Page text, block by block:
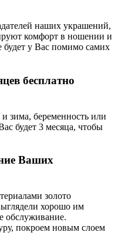
наших украшений,
комфорт в ношении и
у Вас помимо самих
бесплатно
зима, беременность или
будет 3 месяца, чтобы
Ваших
золото
хорошо им
обслуживание.
покроем новым слоем